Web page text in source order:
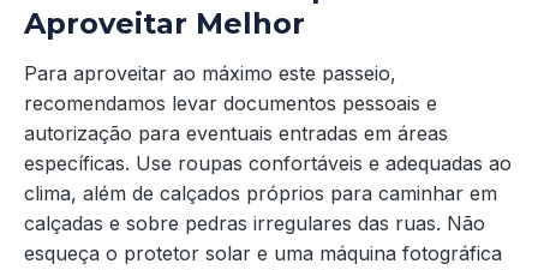
Aproveitar Melhor
Para aproveitar ao máximo este passeio,
recomendamos levar documentos pessoais e
autorização para eventuais entradas em áreas
específicas. Use roupas confortáveis e adequadas ao
clima, além de calçados próprios para caminhar em
calçadas e sobre pedras irregulares das ruas. Não
esqueça o protetor solar e uma máquina fotográfica